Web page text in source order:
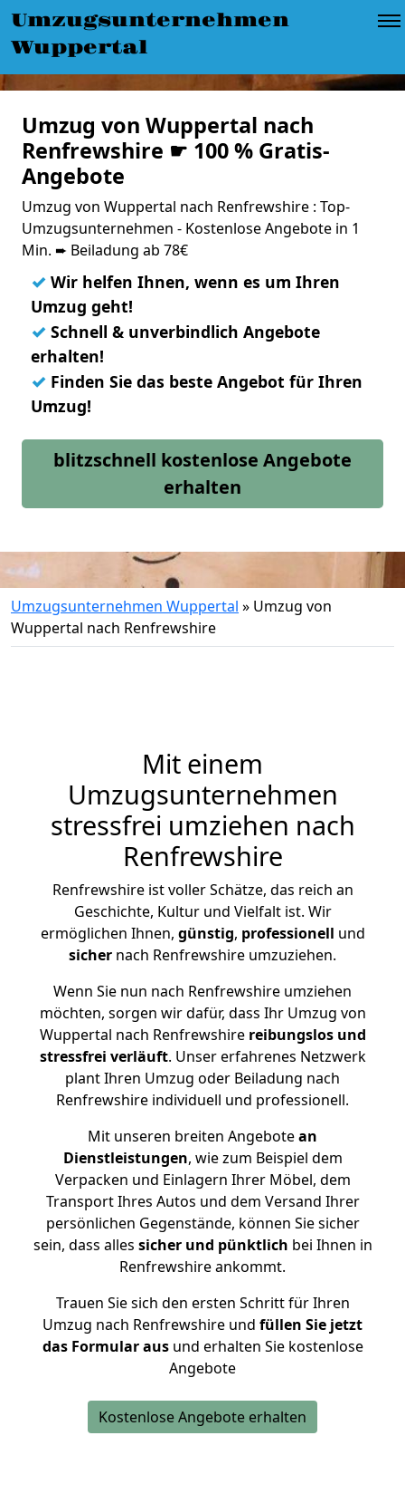
Umzugsunternehmen
Wuppertal
Umzug von Wuppertal nach
Renfrewshire ☛ 100 % Gratis-
Angebote
Umzug von Wuppertal nach Renfrewshire : Top-
Umzugsunternehmen - Kostenlose Angebote in 1
Min. ➨ Beiladung ab 78€
✓ Wir helfen Ihnen, wenn es um Ihren
Umzug geht!
✓ Schnell & unverbindlich Angebote
erhalten!
✓ Finden Sie das beste Angebot für Ihren
Umzug!
blitzschnell kostenlose Angebote
erhalten
Umzugsunternehmen Wuppertal » Umzug von
Wuppertal nach Renfrewshire
Mit einem
Umzugsunternehmen
stressfrei umziehen nach
Renfrewshire
Renfrewshire ist voller Schätze, das reich an
Geschichte, Kultur und Vielfalt ist. Wir
ermöglichen Ihnen, günstig, professionell und
sicher nach Renfrewshire umzuziehen.
Wenn Sie nun nach Renfrewshire umziehen
möchten, sorgen wir dafür, dass Ihr Umzug von
Wuppertal nach Renfrewshire reibungslos und
stressfrei verläuft. Unser erfahrenes Netzwerk
plant Ihren Umzug oder Beiladung nach
Renfrewshire individuell und professionell.
Mit unseren breiten Angebotean
Dienstleistungen, wie zum Beispiel dem
Verpacken und Einlagern Ihrer Möbel, dem
Transport Ihres Autos und dem Versand Ihrer
persönlichen Gegenstände, können Sie sicher
sein, dass alles sicher und pünktlich bei Ihnen in
Renfrewshire ankommt.
Trauen Sie sich den ersten Schritt für Ihren
Umzug nach Renfrewshire und füllen Sie jetzt
das Formular ausund erhalten Sie kostenlose
Angebote
Kostenlose Angebote erhalten